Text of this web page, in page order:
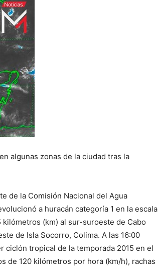
algunas zonas de la ciudad tras la
de la Comisión Nacional del Agua
a huracán categoría 1 en la escala
(km) al sur-suroeste de Cabo
de Isla Socorro, Colima. A las 16:00
ciclón tropical de la temporada 2015 en el
de 120 kilómetros por hora (km/h), rachas